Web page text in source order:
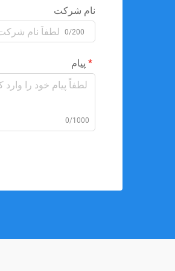
نام شرکت
0/200
پیام
0/1000